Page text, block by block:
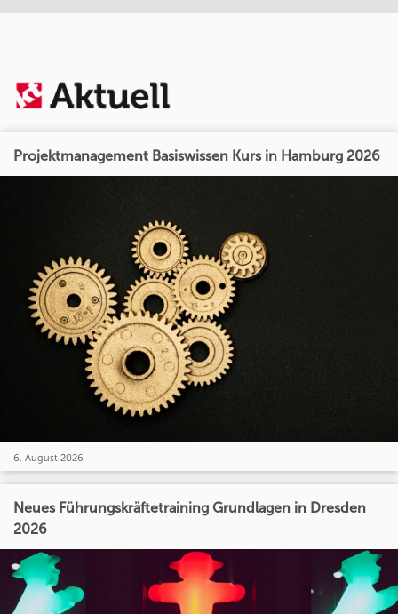
Projektmanagement Basiswissen Kurs in Hamburg 2026
6. August 2026
Neues Führungskräftetraining Grundlagen in Dresden
2026